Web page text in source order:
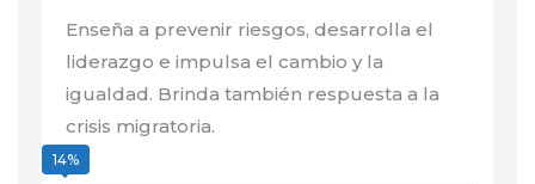
Enseña a prevenir riesgos, desarrolla el
liderazgo e impulsa el cambio y la
igualdad. Brinda también respuesta a la
crisis migratoria.
14%